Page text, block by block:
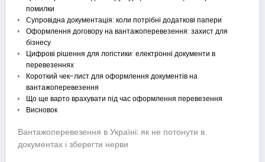
помилки
Супровідна документація: коли потрібні додаткові папери
Оформлення договору на вантажоперевезення: захист для
бізнесу
Цифрові рішення для логістики: електронні документи в
перевезеннях
Короткий чек-лист для оформлення документів на
вантажоперевезення
Що ще варто врахувати під час оформлення перевезення
Висновок
Вантажоперевезення в Україні: як не потонути в
документах і зберегти нерви